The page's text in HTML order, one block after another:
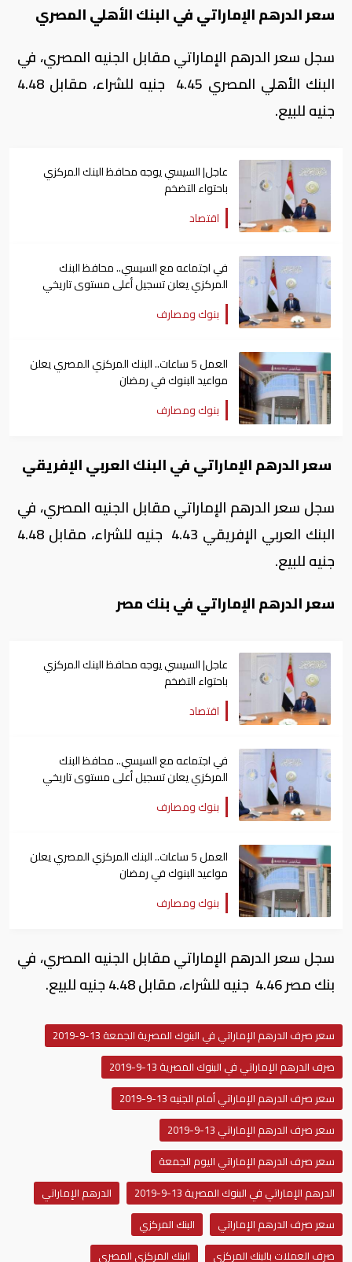
سعر الدرهم الإماراتي في البنك الأهلي المصري
سجل سعر الدرهم الإماراتي مقابل الجنيه المصري، في
البنك الأهلي المصري 4.45 جنيه للشراء، مقابل 4.48
جنيه للبيع.
عاجل| السيسي يوجه محافظ البنك المركزي
باحتواء التضخم
اقتصاد
في اجتماعه مع السيسي.. محافظ البنك
المركزي يعلن تسجيل أعلى مستوى تاريخي
للاحتياطي الدولي
بنوك ومصارف
العمل 5 ساعات.. البنك المركزي المصري يعلن
مواعيد البنوك في رمضان
بنوك ومصارف
سعر الدرهم الإماراتي في البنك العربي الإفريقي
سجل سعر الدرهم الإماراتي مقابل الجنيه المصري، في
البنك العربي الإفريقي 4.43 جنيه للشراء، مقابل 4.48
جنيه للبيع.
سعر الدرهم الإماراتي في بنك مصر
عاجل| السيسي يوجه محافظ البنك المركزي
باحتواء التضخم
اقتصاد
في اجتماعه مع السيسي.. محافظ البنك
المركزي يعلن تسجيل أعلى مستوى تاريخي
للاحتياطي الدولي
بنوك ومصارف
العمل 5 ساعات.. البنك المركزي المصري يعلن
مواعيد البنوك في رمضان
بنوك ومصارف
سجل سعر الدرهم الإماراتي مقابل الجنيه المصري، في
بنك مصر 4.46 جنيه للشراء، مقابل 4.48 جنيه للبيع.
سعر صرف الدرهم الإماراتي في البنوك المصرية الجمعة 13-9-2019
صرف الدرهم الإماراتي في البنوك المصرية 13-9-2019
سعر صرف الدرهم الإماراتي أمام الجنيه 13-9-2019
سعر صرف الدرهم الإماراتي 13-9-2019
سعر صرف الدرهم الإماراتي اليوم الجمعة
الدرهم الإماراتي في البنوك المصرية 13-9-2019
الدرهم الإماراتي
سعر صرف الدرهم الإماراتي
البنك المركزي
صرف العملات بالبنك المركزي
البنك المركزي المصري